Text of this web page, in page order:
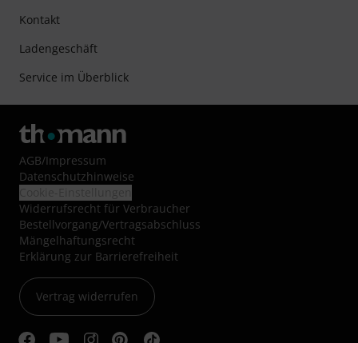
Kontakt
Ladengeschäft
Service im Überblick
AGB/Impressum
Datenschutzhinweise
Widerrufsrecht für Verbraucher
Bestellvorgang/Vertragsabschluss
Mängelhaftungsrecht
Erklärung zur Barrierefreiheit
Vertrag widerrufen